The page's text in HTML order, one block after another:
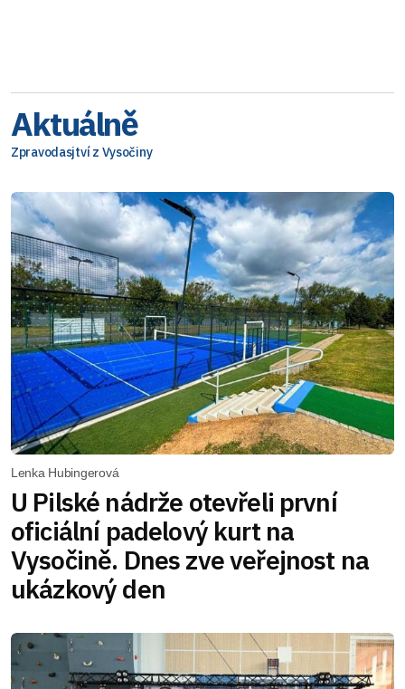
Aktuálně
Zpravodasjtví z Vysočiny
Lenka Hubingerová
U Pilské nádrže otevřeli první
oficiální padelový kurt na
Vysočině. Dnes zve veřejnost na
ukázkový den